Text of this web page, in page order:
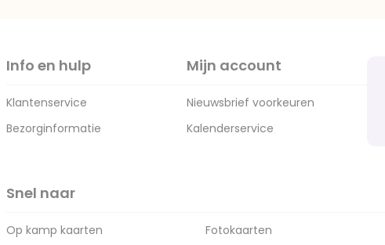
Info en hulp
Klantenservice
Bezorginformatie
Mijn account
Nieuwsbrief voorkeuren
Kalenderservice
Snel naar
Op kamp kaarten
Fotokaarten